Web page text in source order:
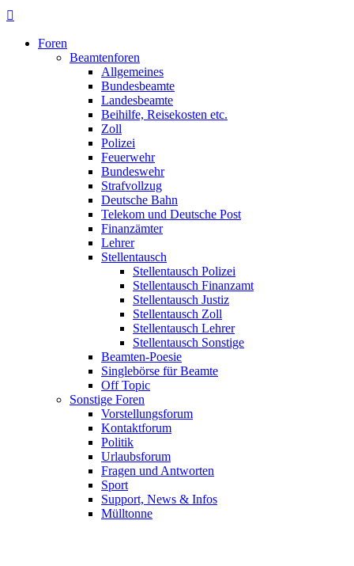
Foren
Beamtenforen
Allgemeines
Bundesbeamte
Landesbeamte
Beihilfe, Reisekosten etc.
Zoll
Polizei
Feuerwehr
Bundeswehr
Strafvollzug
Deutsche Bahn
Telekom und Deutsche Post
Finanzämter
Lehrer
Stellentausch
Stellentausch Polizei
Stellentausch Finanzamt
Stellentausch Justiz
Stellentausch Zoll
Stellentausch Lehrer
Stellentausch Sonstige
Beamten-Poesie
Singlebörse für Beamte
Off Topic
Sonstige Foren
Vorstellungsforum
Kontaktforum
Politik
Urlaubsforum
Fragen und Antworten
Sport
Support, News & Infos
Mülltonne